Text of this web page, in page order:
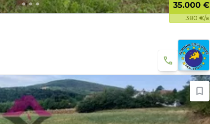
35.000 €
380 €/a